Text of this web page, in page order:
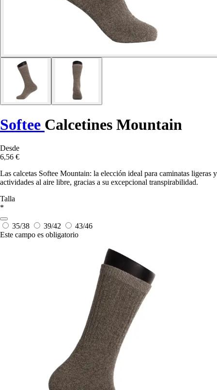
Softee Calcetines Mountain
Desde
6,56 €
Las calcetas Softee Mountain: la elección ideal para caminatas ligeras y
actividades al aire libre, gracias a su excepcional transpirabilidad.
Talla
*
35/38 39/42
43/46
Este campo es obligatorio